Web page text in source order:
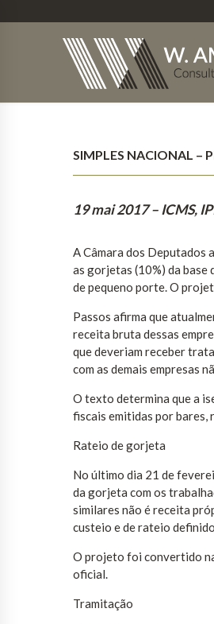
SIMPLES NACIONAL –
19 mai 2017 – ICMS,
A Câmara dos Deputados
as gorjetas (10%) da base
de pequeno porte. O
Passos afirma que
receita bruta dessas
que deveriam receber
com as demais empresas
O texto determina que a
fiscais emitidas por bares,
Rateio de gorjeta
No último dia 21 de
da gorjeta com os
similares não é receita
custeio e de rateio
O projeto foi convertido
oficial.
Tramitação